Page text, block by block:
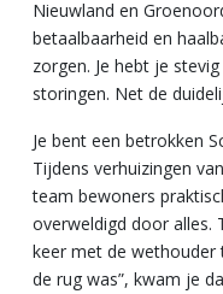
Nieuwland en
betaalbaarheid en
zorgen. Je hebt je
storingen. Net de
Je bent een betrokken
Tijdens verhuizingen
team bewoners
overweldigd door alles.
keer met de
de rug was”, kwam je